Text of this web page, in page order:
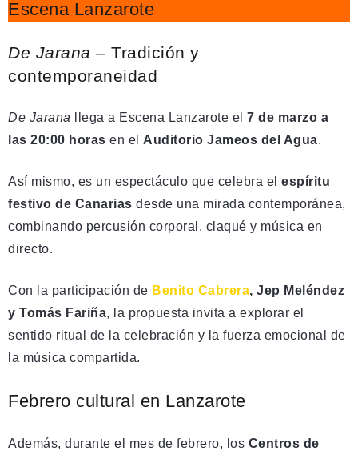
Escena Lanzarote
De Jarana – Tradición y
contemporaneidad
De Jarana llega a Escena Lanzarote el 7 de marzo a
las 20:00 horas en el Auditorio Jameos del Agua.
Así mismo, es un espectáculo que celebra el espíritu
festivo de Canarias desde una mirada contemporánea,
combinando percusión corporal, claqué y música en
directo.
Con la participación de Benito Cabrera, Jep Meléndez
y Tomás Fariña, la propuesta invita a explorar el
sentido ritual de la celebración y la fuerza emocional de
la música compartida.
Febrero cultural en Lanzarote
Además, durante el mes de febrero, los Centros de